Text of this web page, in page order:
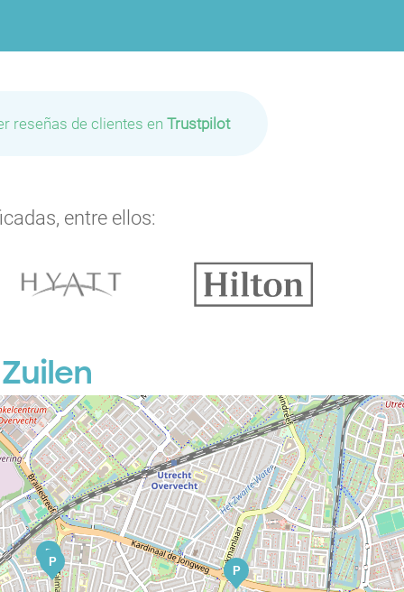
reseñas de clientes en Trustpilot
entre ellos:
P
P
P